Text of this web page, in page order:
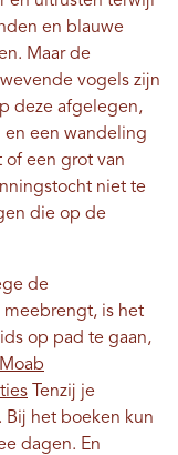
en blauwe
Maar de
vogels zijn
deze afgelegen,
en een wandeling
of een grot van
niet te
die op de
de
is het
op pad te gaan,
Moab
Tenzij je
Bij het boeken kun
dagen. En